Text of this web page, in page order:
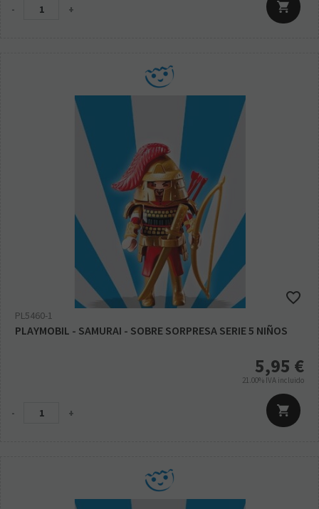
- +
PL5460-1
PLAYMOBIL - SAMURAI - SOBRE SORPRESA SERIE 5 NIÑOS
5,95 €
21.00% IVA incluido
- +